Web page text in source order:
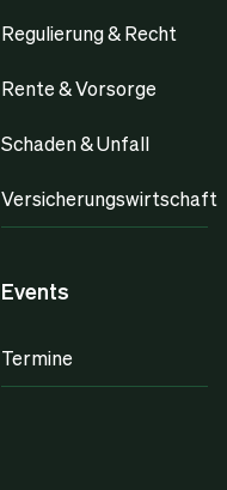
Regulierung & Recht
Rente & Vorsorge
Schaden & Unfall
Versicherungswirtschaft
Events
Termine